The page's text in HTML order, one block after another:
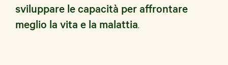
sviluppare le capacità per affrontare
meglio la vita e la malattia.